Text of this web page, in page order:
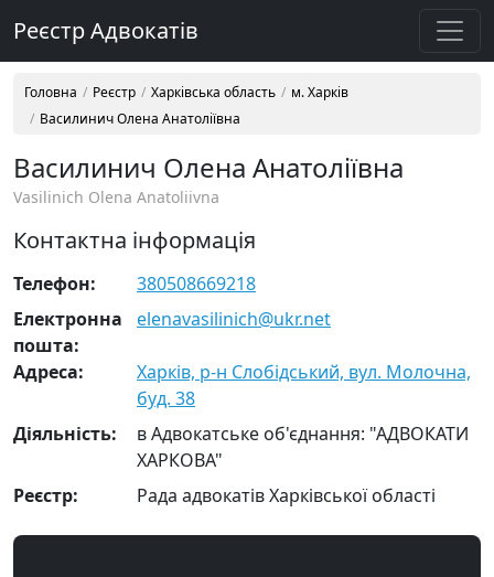
Реєстр Адвокатів
Головна Реєстр Харківська область
м. Харків
Василинич Олена Анатоліївна
Василинич Олена Анатоліївна
Vasilinich Olena Anatoliivna
Контактна інформація
Телефон:
380508669218
Електронна
пошта:
elenavasilinich@ukr.net
Адреса:
Харків, р-н Слобідський, вул. Молочна,
буд. 38
Діяльність:
в Адвокатське об'єднання: "АДВОКАТИ
ХАРКОВА"
Реєстр:
Рада адвокатів Харківської області